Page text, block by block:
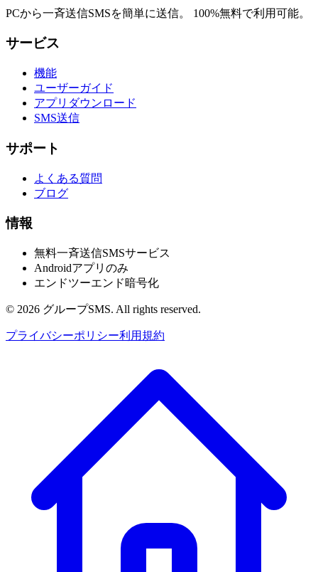
PCから一斉送信SMSを簡単に送信。 100%無料で利用可能。
サービス
機能
ユーザーガイド
アプリダウンロード
SMS送信
サポート
よくある質問
ブログ
情報
無料一斉送信SMSサービス
Androidアプリのみ
エンドツーエンド暗号化
© 2026 グループSMS. All rights reserved.
プライバシーポリシー利用規約